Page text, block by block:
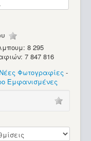
8 295
7 847 816
Νέες Φωτογραφίες -
Εμφανισμένες